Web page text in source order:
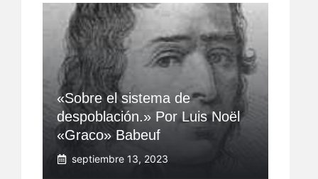
«Sobre el sistema de
despoblación.» Por Luis Noël
«Graco» Babeuf
septiembre 13, 2023